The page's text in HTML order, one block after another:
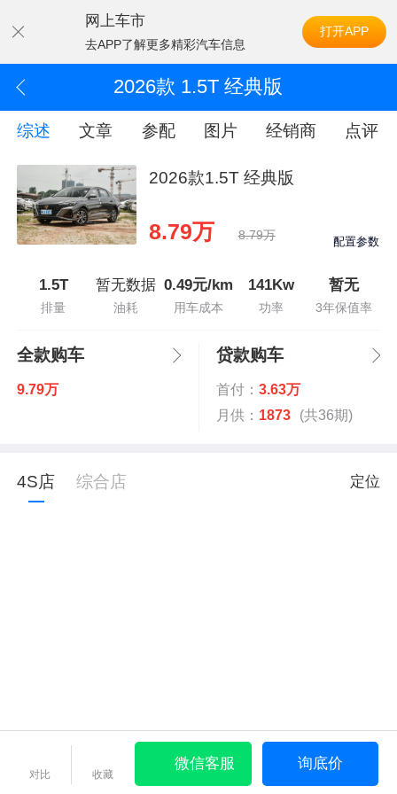
网上车市
去APP了解更多精彩汽车信息
打开APP
2026款 1.5T 经典版
综述 文章 参配 图片 经销商 点评
2026款1.5T 经典版
8.79万 8.79万 配置参数
1.5T
排量
暂无数据
油耗
0.49元/km
用车成本
141Kw
功率
暂无
3年保值率
全款购车
9.79万
贷款购车
首付： 3.63万
月供： 1873 (共36期)
4S店 综合店 定位
对比 收藏
微信客服 询底价